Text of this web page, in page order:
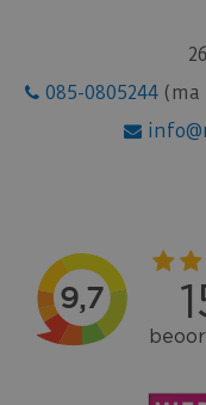
085-0805244